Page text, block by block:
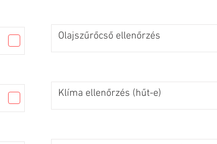
Olajszűrőcső ellenőrzés
Klíma ellenőrzés (hűt-e)